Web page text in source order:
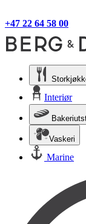
+47 22 64 58 00
Interiør
Vaskeri
Marine